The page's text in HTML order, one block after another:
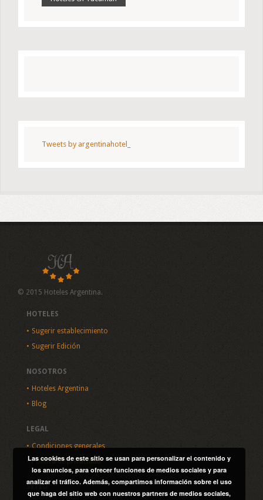
Tweets by argentinahotel_
© 2015 Hoteles Argentina.
HOTELES
Sugerir establecimiento
Sugerir Edición
NOSOTROS
Hoteles Argentina
Blog
LEGAL
Condiciones generales
Política de privacidad
SITIO
Las cookies de este sitio se usan para personalizar el contenido y
los anuncios, para ofrecer funciones de medios sociales y para
analizar el tráfico. Además, compartimos información sobre el uso
que haga del sitio web con nuestros partners de medios sociales,